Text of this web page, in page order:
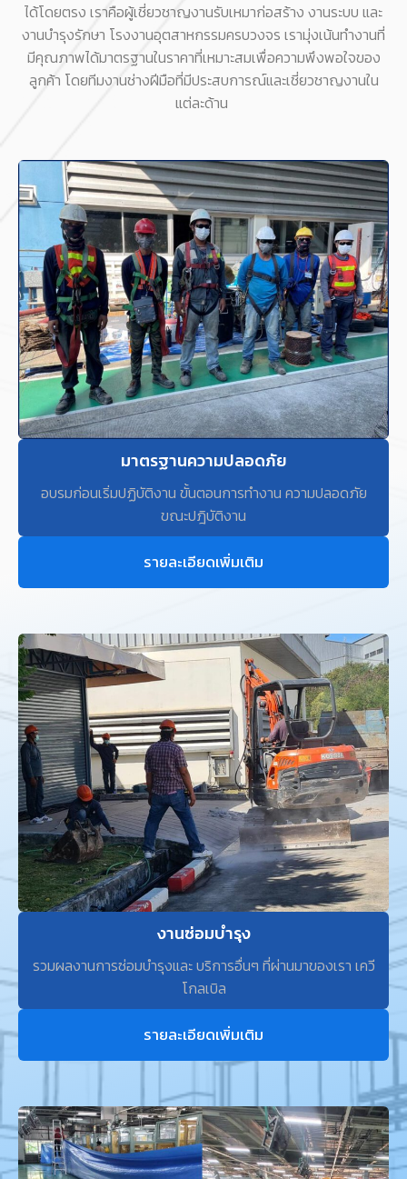
ได้โดยตรง เราคือผู้เชี่ยวชาญงานรับเหมาก่อสร้าง งานระบบ และ
งานบำรุงรักษา โรงงานอุตสาหกรรมครบวงจร เรามุ่งเน้นทำงานที่
มีคุณภาพได้มาตรฐานในราคาที่เหมาะสมเพื่อความพึงพอใจของ
ลูกค้า โดยทีมงานช่างฝีมือที่มีประสบการณ์และเชี่ยวชาญงานใน
แต่ละด้าน
มาตรฐานความปลอดภัย
อบรมก่อนเริ่มปฏิบัติงาน ขั้นตอนการทำงาน ความปลอดภัย
ขณะปฎิบัติงาน
รายละเอียดเพิ่มเติม
งานซ่อมบำรุง
รวมผลงานการซ่อมบำรุงและ บริการอื่นๆ ที่ผ่านมาของเรา เควี
โกลเบิล
รายละเอียดเพิ่มเติม